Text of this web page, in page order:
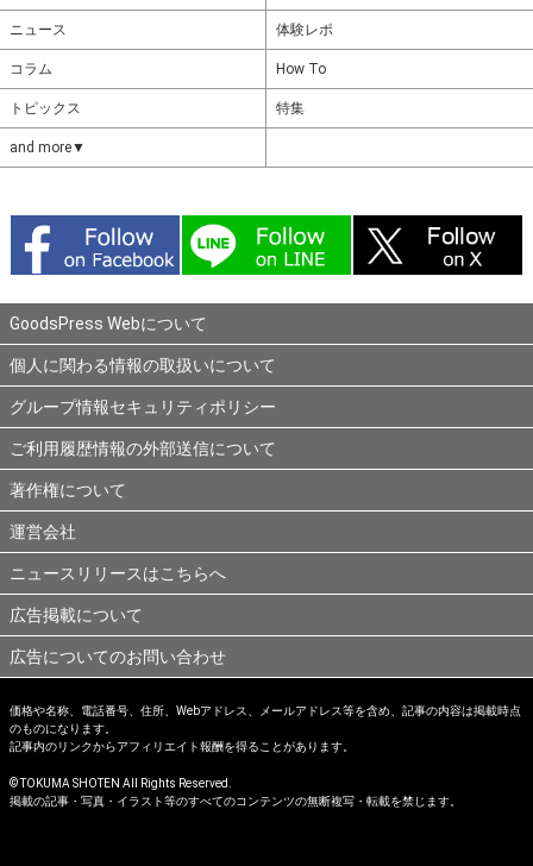
ニュース 体験レポ
コラム How To
トピックス 特集
and more▼
GoodsPress Webについて
個人に関わる情報の取扱いについて
グループ情報セキュリティポリシー
ご利用履歴情報の外部送信について
著作権について
運営会社
ニュースリリースはこちらへ
広告掲載について
広告についてのお問い合わせ
価格や名称、電話番号、住所、Webアドレス、メールアドレス等を含め、記事の内容は掲載時点
のものになります。
記事内のリンクからアフィリエイト報酬を得ることがあります。
© TOKUMA SHOTEN All Rights Reserved.
掲載の記事・写真・イラスト等のすべてのコンテンツの無断複写・転載を禁じます。